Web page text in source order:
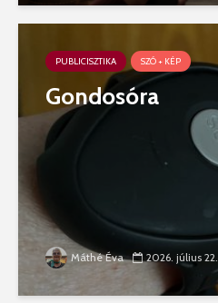
PUBLICISZTIKA SZÓ + KÉP
Gondosóra
Máthé Éva 2026. július 22.